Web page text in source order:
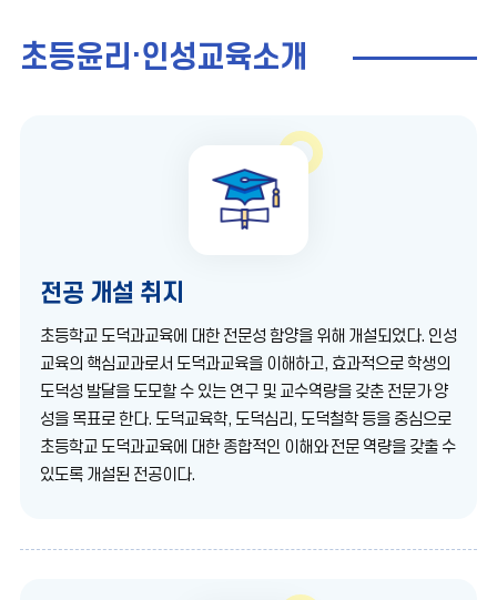
초등윤리·인성교육소개
전공 개설 취지
초등학교 도덕과교육에 대한 전문성 함양을 위해 개설되었다. 인성
교육의 핵심교과로서 도덕과교육을 이해하고, 효과적으로 학생의
도덕성 발달을 도모할 수 있는 연구 및 교수역량을 갖춘 전문가 양
성을 목표로 한다. 도덕교육학, 도덕심리, 도덕철학 등을 중심으로
초등학교 도덕과교육에 대한 종합적인 이해와 전문 역량을 갖출 수
있도록 개설된 전공이다.